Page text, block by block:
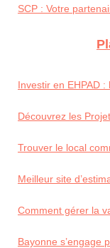
SCP : Votre
Investir en EHPAD :
Découvrez les
Trouver le local
Meilleur site
Comment gérer la
Bayonne s’engage